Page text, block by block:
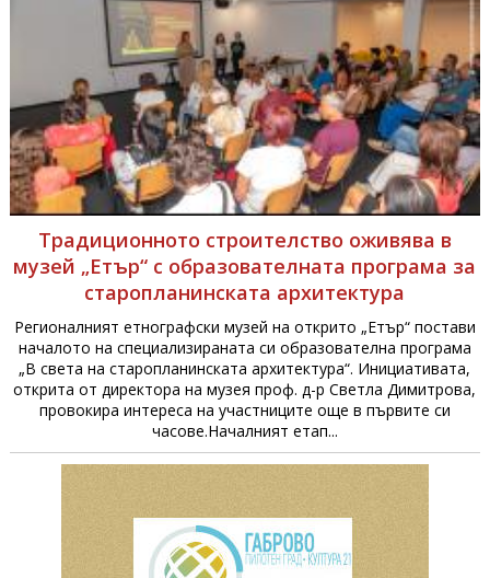
Традиционното строителство оживява в
музей „Етър“ с образователната програма за
старопланинската архитектура
Регионалният етнографски музей на открито „Етър“ постави
началото на специализираната си образователна програма
„В света на старопланинската архитектура“. Инициативата,
открита от директора на музея проф. д-р Светла Димитрова,
провокира интереса на участниците още в първите си
часове.Началният етап...